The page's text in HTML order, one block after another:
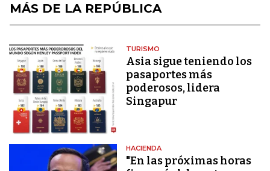
MÁS DE LA REPÚBLICA
TURISMO
Asia sigue teniendo los
pasaportes más
poderosos, lidera
Singapur
HACIENDA
"En las próximas horas